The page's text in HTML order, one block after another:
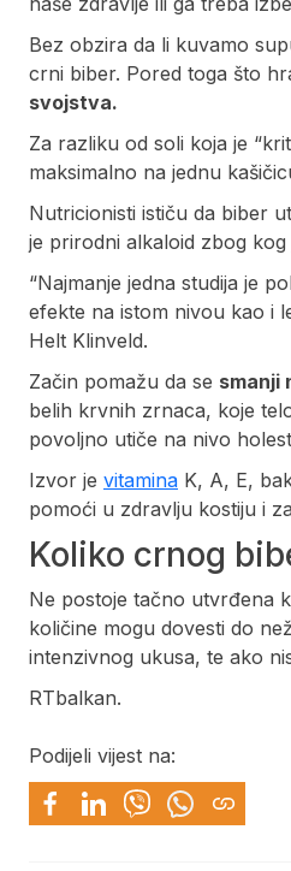
Bez obzira da li kuvamo
crni biber. Pored toga što
svojstva.
Za razliku od soli koja je
maksimalno na jednu
Nutricionisti ističu da biber
je prirodni alkaloid zbog
“Najmanje jedna studija je
efekte na istom nivou kao i
Helt Klinveld.
Začin pomažu da se smanji
belih krvnih zrnaca, koje
povoljno utiče na nivo
Izvor je vitamina K, A, E,
pomoći u zdravlju kostiju i
Koliko crnog
Ne postoje tačno utvrđena
količine mogu dovesti do
intenzivnog ukusa, te ako
RTbalkan.
Podijeli vijest na: